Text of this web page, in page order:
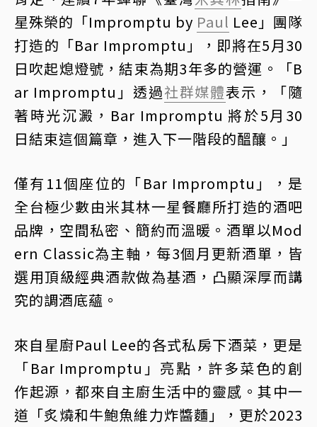
星殊榮的「Impromptu by Paul Lee」團隊
打造的「Bar Impromptu」，即將在5月30
日吹起熄燈號，結束為期3年多的營運。「B
ar Impromptu」透過社群媒體表示，「隨
著時光沉澱，Bar Impromptu 將於5月30
日結束這個篇章，進入下一階段的醞釀。」
僅有11個座位的「Bar Impromptu」，是
全台極少數由米其林一星餐廳所打造的酒吧
品牌，空間私密、簡約而溫暖。酒單以Mod
ern Classic為主軸，每3個月更新酒單，皆
選用頂級經典酒款做為基酒，凸顯深厚而講
究的調酒底蘊。
來自星廚Paul Lee的各式私房下酒菜，更是
「Bar Impromptu」亮點，許多菜色的創
作起源，都來自主廚生活中的靈感。其中一
道「炙燒和牛鮑魚維力炸醬麵」，更於2023